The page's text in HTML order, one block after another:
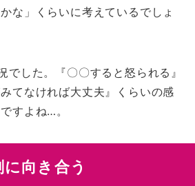
な」くらいに考えているでしょ
でした。『〇〇すると怒られる』
てなければ大丈夫』くらいの感
すよね…。
向き合う